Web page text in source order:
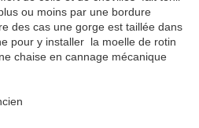
ou moins par une bordure
des cas une gorge est taillée dans
pour y installer la moelle de rotin
chaise en cannage mécanique